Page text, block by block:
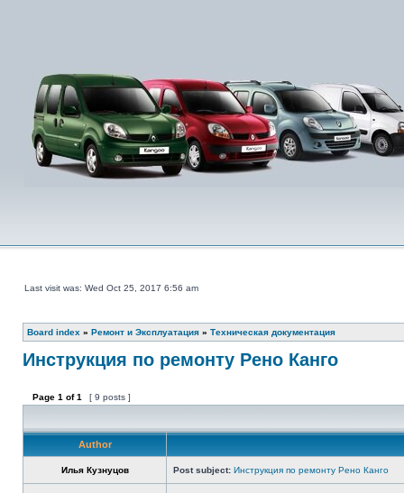
Last visit was: Wed Oct 25, 2017 6:56 am
Board index » Ремонт и Эксплуатация » Техническая документация
Инструкция по ремонту Рено Канго
Page 1 of1 [ 9 posts ]
Author
Илья Кузнуцов Post subject: Инструкция по ремонту Рено Канго